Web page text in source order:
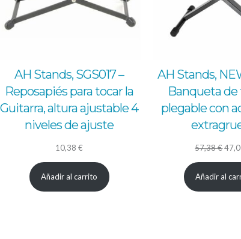
AH Stands, SGS017 –
Reposapiés para tocar la
Guitarra, altura ajustable 4
niveles de ajuste
10,38€
Añadir al carrito
AH Stands,
Banqueta de
plegable con
57,38€El
Añadir al